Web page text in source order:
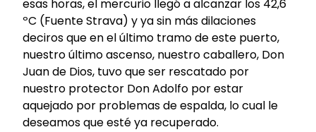
esas horas, el mercurio llegó a alcanzar los 42,6
ºC (Fuente Strava) y ya sin más dilaciones
deciros que en el último tramo de este puerto,
nuestro último ascenso, nuestro caballero, Don
Juan de Dios, tuvo que ser rescatado por
nuestro protector Don Adolfo por estar
aquejado por problemas de espalda, lo cual le
deseamos que esté ya recuperado.